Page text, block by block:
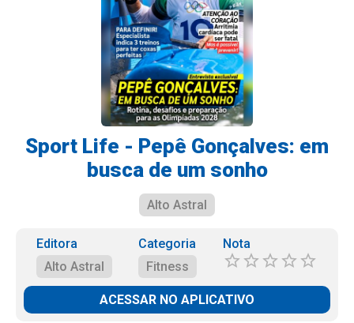
Sport Life - Pepê Gonçalves: em
busca de um sonho
Alto Astral
Editora
Alto Astral
Categoria
Fitness
Nota
ACESSAR NO APLICATIVO